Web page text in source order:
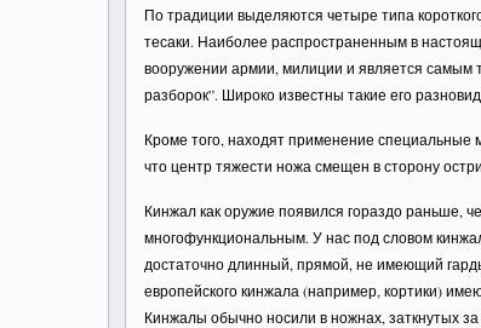
По традиции выделяются четыре типа
тесаки. Наиболее распространенным в
вооружении армии, милиции и является
разборок”. Широко известны такие его
Кроме того, находят применение
что центр тяжести ножа смещен в сторону
Кинжал как оружие появился гораздо раньше,
многофункциональным. У нас под словом
достаточно длинный, прямой, не имеющий
европейского кинжала (например, кортики)
Кинжалы обычно носили в ножнах, заткнутых